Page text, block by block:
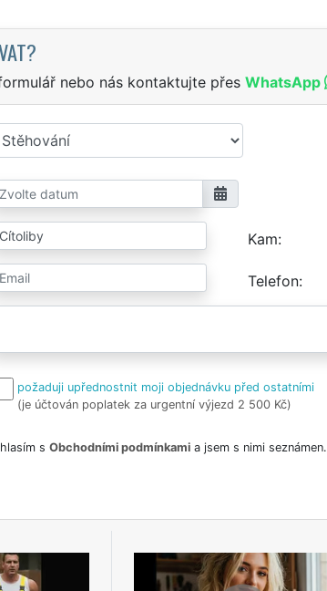
nebo nás kontaktujte přes WhatsApp
Kam
Telefon
požaduji upřednostnit moji objednávku před ostatními
(je účtován poplatek za urgentní výjezd 2 500 Kč)
s Obchodními podmínkamia jsem s nimi seznámen.